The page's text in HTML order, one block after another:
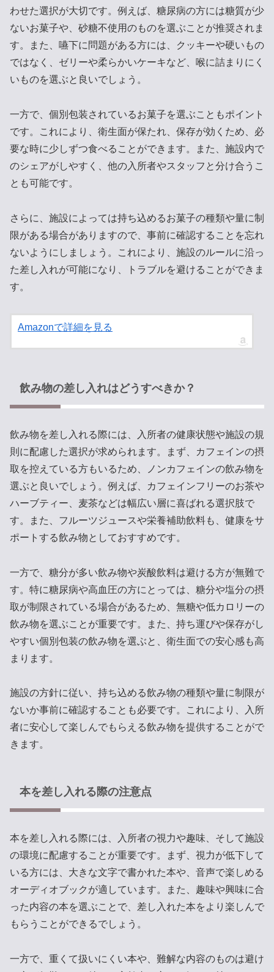
わせた選択が大切です。例えば、糖尿病の方には糖質が少
ないお菓子や、砂糖不使用のものを選ぶことが推奨されま
す。また、嚥下に問題がある方には、クッキーや硬いもの
ではなく、ゼリーや柔らかいケーキなど、喉に詰まりにく
いものを選ぶと良いでしょう。
一方で、個別包装されているお菓子を選ぶこともポイント
です。これにより、衛生面が保たれ、保存が効くため、必
要な時に少しずつ食べることができます。また、施設内で
のシェアがしやすく、他の入所者やスタッフと分け合うこ
とも可能です。
さらに、施設によっては持ち込めるお菓子の種類や量に制
限がある場合がありますので、事前に確認することを忘れ
ないようにしましょう。これにより、施設のルールに沿っ
た差し入れが可能になり、トラブルを避けることができま
す。
Amazonで詳細を見る
飲み物の差し入れはどうすべきか？
飲み物を差し入れる際には、入所者の健康状態や施設の規
則に配慮した選択が求められます。まず、カフェインの摂
取を控えている方もいるため、ノンカフェインの飲み物を
選ぶと良いでしょう。例えば、カフェインフリーのお茶や
ハーブティー、麦茶などは幅広い層に喜ばれる選択肢で
す。また、フルーツジュースや栄養補助飲料も、健康をサ
ポートする飲み物としておすすめです。
一方で、糖分が多い飲み物や炭酸飲料は避ける方が無難で
す。特に糖尿病や高血圧の方にとっては、糖分や塩分の摂
取が制限されている場合があるため、無糖や低カロリーの
飲み物を選ぶことが重要です。また、持ち運びや保存がし
やすい個別包装の飲み物を選ぶと、衛生面での安心感も高
まります。
施設の方針に従い、持ち込める飲み物の種類や量に制限が
ないか事前に確認することも必要です。これにより、入所
者に安心して楽しんでもらえる飲み物を提供することがで
きます。
本を差し入れる際の注意点
本を差し入れる際には、入所者の視力や趣味、そして施設
の環境に配慮することが重要です。まず、視力が低下して
いる方には、大きな文字で書かれた本や、音声で楽しめる
オーディオブックが適しています。また、趣味や興味に合
った内容の本を選ぶことで、差し入れた本をより楽しんで
もらうことができるでしょう。
一方で、重くて扱いにくい本や、難解な内容のものは避け